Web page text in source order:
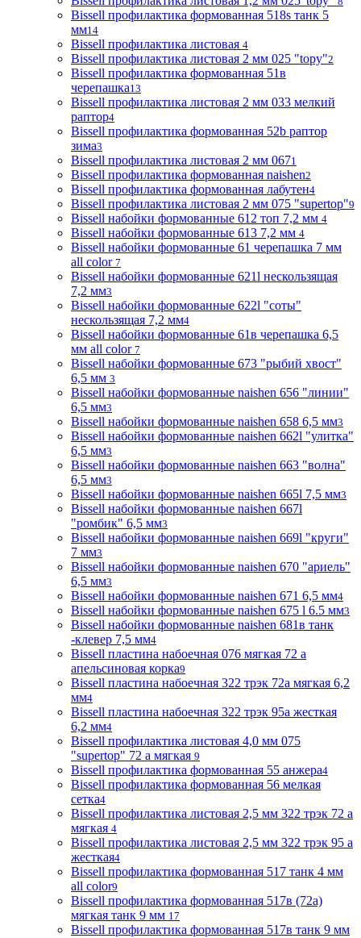
Bissell профилактика формованная 518s танк 5
мм14
Bissell профилактика листовая 4
Bissell профилактика листовая 2 мм 025 "topy"2
Bissell профилактика формованная 51в
черепашка13
Bissell профилактика листовая 2 мм 033 мелкий
раптор4
Bissell профилактика формованная 52b раптор
зима3
Bissell профилактика листовая 2 мм 0671
Bissell профилактика формованная naishen2
Bissell профилактика формованная лабутен4
Bissell профилактика листовая 2 мм 075 "supertop"9
Bissell набойки формованные 612 топ 7,2 мм 4
Bissell набойки формованные 613 7,2 мм 4
Bissell набойки формованные 61 черепашка 7 мм
all color 7
Bissell набойки формованные 621l нескользящая
7,2 мм3
Bissell набойки формованные 622l "соты"
нескользящая 7,2 мм4
Bissell набойки формованные 61в черепашка 6,5
мм all color 7
Bissell набойки формованные 673 "рыбий хвост"
6,5 мм 3
Bissell набойки формованные naishen 656 "линии"
6,5 мм3
Bissell набойки формованные naishen 658 6,5 мм3
Bissell набойки формованные naishen 662l "улитка"
6,5 мм3
Bissell набойки формованные naishen 663 "волна"
6,5 мм3
Bissell набойки формованные naishen 665l 7,5 мм3
Bissell набойки формованные naishen 667l
"ромбик" 6,5 мм3
Bissell набойки формованные naishen 669l "круги"
7 мм3
Bissell набойки формованные naishen 670 "ариель"
6,5 мм3
Bissell набойки формованные naishen 671 6,5 мм4
Bissell набойки формованные naishen 675 l 6.5 мм3
Bissell набойки формованные naishen 681в танк
-клевер 7,5 мм4
Bissell пластина набоечная 076 мягкая 72 а
апельсиновая корка9
Bissell пластина набоечная 322 трэк 72а мягкая 6,2
мм4
Bissell пластина набоечная 322 трэк 95а жесткая
6,2 мм4
Bissell профилактика листовая 4,0 мм 075
"supertop" 72 а мягкая 9
Bissell профилактика формованная 55 анжера4
Bissell профилактика формованная 56 мелкая
сетка4
Bissell профилактика листовая 2,5 мм 322 трэк 72 а
мягкая 4
Bissell профилактика листовая 2,5 мм 322 трэк 95 а
жесткая4
Bissell профилактика формованная 517 танк 4 мм
all color9
Bissell профилактика формованная 517в (72a)
мягкая танк 9 мм 17
Bissell профилактика формованная 517в танк 9 мм